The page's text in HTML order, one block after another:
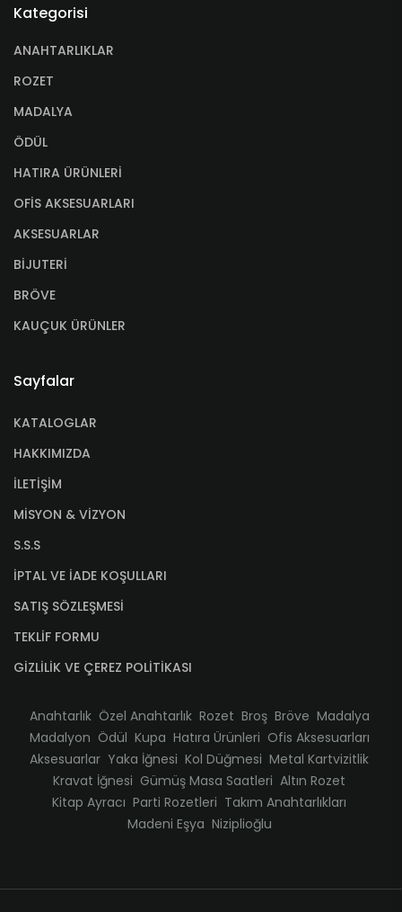
Kategorisi
ANAHTARLIKLAR
ROZET
MADALYA
ÖDÜL
HATIRA ÜRÜNLERİ
OFİS AKSESUARLARI
AKSESUARLAR
BİJUTERİ
BRÖVE
KAUÇUK ÜRÜNLER
Sayfalar
KATALOGLAR
HAKKIMIZDA
İLETİŞİM
MİSYON & VİZYON
S.S.S
İPTAL VE İADE KOŞULLARI
SATIŞ SÖZLEŞMESİ
TEKLİF FORMU
GİZLİLİK VE ÇEREZ POLİTİKASI
Anahtarlık Özel Anahtarlık Rozet Broş Bröve Madalya
Madalyon Ödül Kupa Hatıra Ürünleri Ofis Aksesuarları
Aksesuarlar Yaka İğnesi Kol Düğmesi Metal Kartvizitlik
Kravat İğnesi Gümüş Masa Saatleri Altın Rozet
Kitap Ayracı Parti Rozetleri Takım Anahtarlıkları
Madeni Eşya Niziplioğlu